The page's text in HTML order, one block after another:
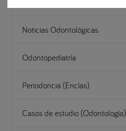
Noticias Odontológicas
Odontopediatría
Periodoncia (Encías)
Casos de estudio (Odontología)